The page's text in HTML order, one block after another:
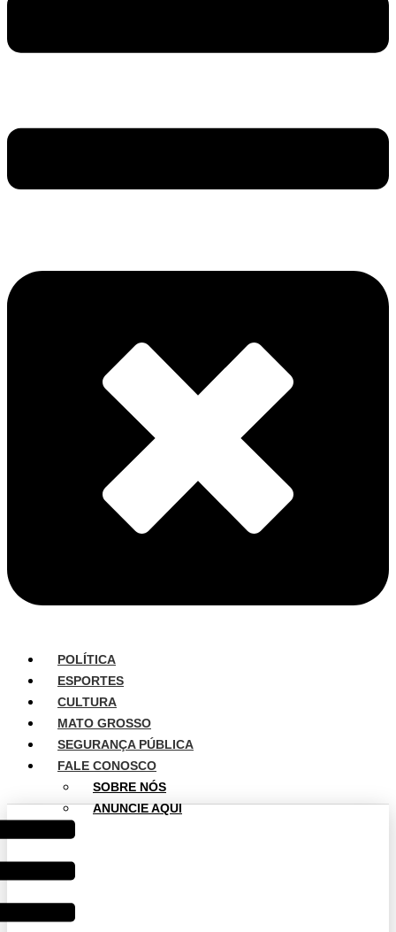
POLÍTICA
ESPORTES
CULTURA
MATO GROSSO
SEGURANÇA PÚBLICA
FALE CONOSCO
SOBRE NÓS
ANUNCIE AQUI